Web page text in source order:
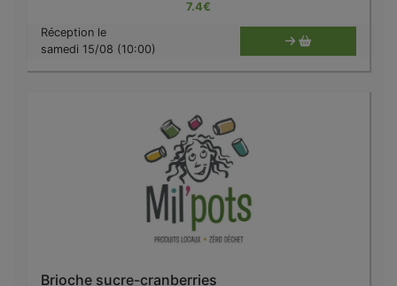
7.4€
Réception le
samedi 15/08 (10:00)
Brioche sucre-cranberries